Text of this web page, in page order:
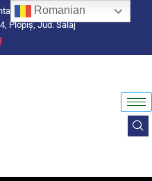
Plopiș, Jud. Sălaj
Romanian